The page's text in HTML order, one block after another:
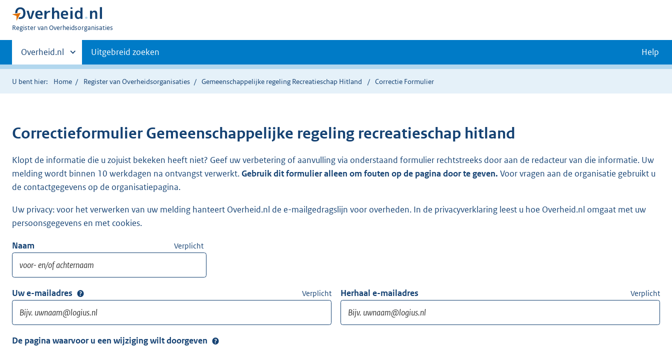
U
Register van Overheidsorganisaties
Primaire
navigatie
Andere
sites
binnen
Overheid.nl Uitgebreid zoeken Help
U bent hier: Home Register van Overheidsorganisaties Gemeenschappelijke regeling Recreatieschap Hitland Correctie Formulier
CorrectieformulierGemeenschappelijke regeling recreatieschap hitland
Klopt de informatie die u zojuist bekeken heeft niet? Geef uw verbetering of aanvulling via onderstaand formulier rechtstreeks door aan de redacteur van die informatie. Uw
melding wordt binnen 10 werkdagen na ontvangst verwerkt.Gebruik dit formulier alleen om fouten op de pagina door te geven. Voor vragen aan de organisatie gebruikt u
de contactgegevens op de organisatiepagina.
Uw privacy: voor het verwerken van uw melding hanteert Overheid.nl de e-mailgedragslijn voor overheden. In de privacyverklaring leest u hoe Overheid.nl omgaat met uw
persoonsgegevens en met cookies.
Naam Verplicht
Uw e-mailadres Verplicht Herhaal e-mailadres Verplicht
De pagina waarvoor u een wijziging wilt doorgeven